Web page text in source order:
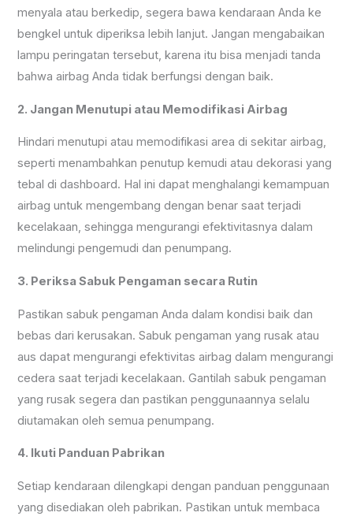
menyala atau berkedip, segera bawa kendaraan Anda ke
bengkel untuk diperiksa lebih lanjut. Jangan mengabaikan
lampu peringatan tersebut, karena itu bisa menjadi tanda
bahwa airbag Anda tidak berfungsi dengan baik.
2. Jangan Menutupi atau Memodifikasi Airbag
Hindari menutupi atau memodifikasi area di sekitar airbag,
seperti menambahkan penutup kemudi atau dekorasi yang
tebal di dashboard. Hal ini dapat menghalangi kemampuan
airbag untuk mengembang dengan benar saat terjadi
kecelakaan, sehingga mengurangi efektivitasnya dalam
melindungi pengemudi dan penumpang.
3. Periksa Sabuk Pengaman secara Rutin
Pastikan sabuk pengaman Anda dalam kondisi baik dan
bebas dari kerusakan. Sabuk pengaman yang rusak atau
aus dapat mengurangi efektivitas airbag dalam mengurangi
cedera saat terjadi kecelakaan. Gantilah sabuk pengaman
yang rusak segera dan pastikan penggunaannya selalu
diutamakan oleh semua penumpang.
4. Ikuti Panduan Pabrikan
Setiap kendaraan dilengkapi dengan panduan penggunaan
yang disediakan oleh pabrikan. Pastikan untuk membaca